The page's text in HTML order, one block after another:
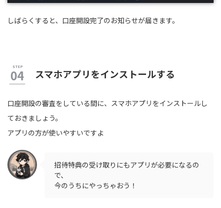
しばらくすると、口座開設完了のお知らせが届きます。
スマホアプリをインストールする
口座開設の審査をしている間に、スマホアプリをインストールし
ておきましょう。
アプリの方が使いやすいですよ
招待特典の受け取りにもアプリが必要になるの
で、
今のうちにやっちゃおう！